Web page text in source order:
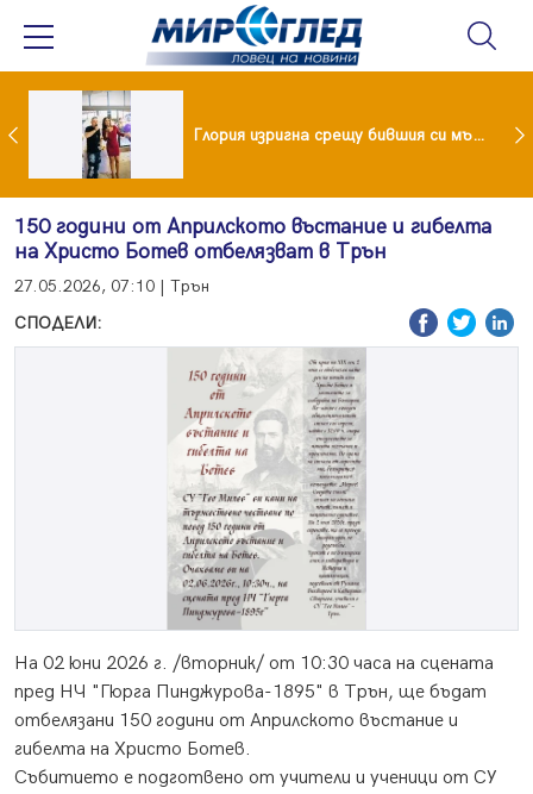
Мария и майка си построиха къща от 8000 стъклени бутилки Глория изригна срещу бившия си мъж: Беше със 120-килограмова жена! Искаше бърза печалба...
150 години от Априлското въстание и гибелта
на Христо Ботев отбелязват в Трън
27.05.2026, 07:10 | Трън
СПОДЕЛИ:
На 02 юни 2026 г. /вторник/ от 10:30 часа на сцената
пред НЧ "Гюрга Пинджурова-1895" в Трън, ще бъдат
отбелязани 150 години от Априлското въстание и
гибелта на Христо Ботев.
Събитието е подготвено от учители и ученици от СУ